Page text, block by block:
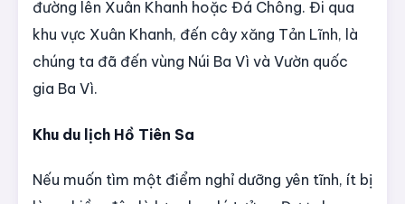
đường lên Xuân Khanh hoặc Đá Chông. Đi qua
khu vực Xuân Khanh, đến cây xăng Tản Lĩnh, là
chúng ta đã đến vùng Núi Ba Vì và Vườn quốc
gia Ba Vì.
Khu du lịch Hồ Tiên Sa
Nếu muốn tìm một điểm nghỉ dưỡng yên tĩnh, ít bị